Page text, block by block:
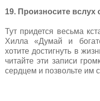
19. Произносите вслух
Тут придется весьма
Хилла «Думай и
хотите достигнуть в
читайте эти записи
сердцем и позвольте им